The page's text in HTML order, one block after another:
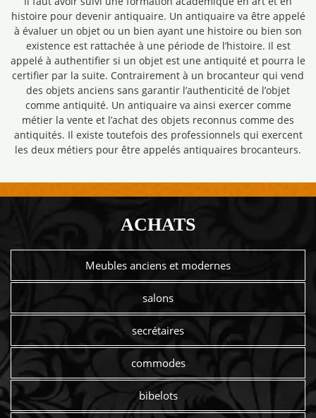
histoire pour devenir antiquaire. Un antiquaire va être appelé
à évaluer un objet ou un bien ayant une histoire ou bien son
existence est rattachée à une période de l’histoire. Il est
appelé à authentifier si un objet est une antiquité et pourra le
certifier par la suite. Contrairement à un brocanteur qui vend
des objets anciens sans garantir l’authenticité de l’objet
comme antiquité. Un antiquaire va ainsi exercer comme
métier la vente et l’achat des objets reconnus comme des
antiquités. Il existe toutefois des professionnels qui exercent
les deux métiers pour être appelés antiquaires brocanteurs.
ACHATS
Meubles anciens et modernes
salons
secrétaires
commodes
bibelots